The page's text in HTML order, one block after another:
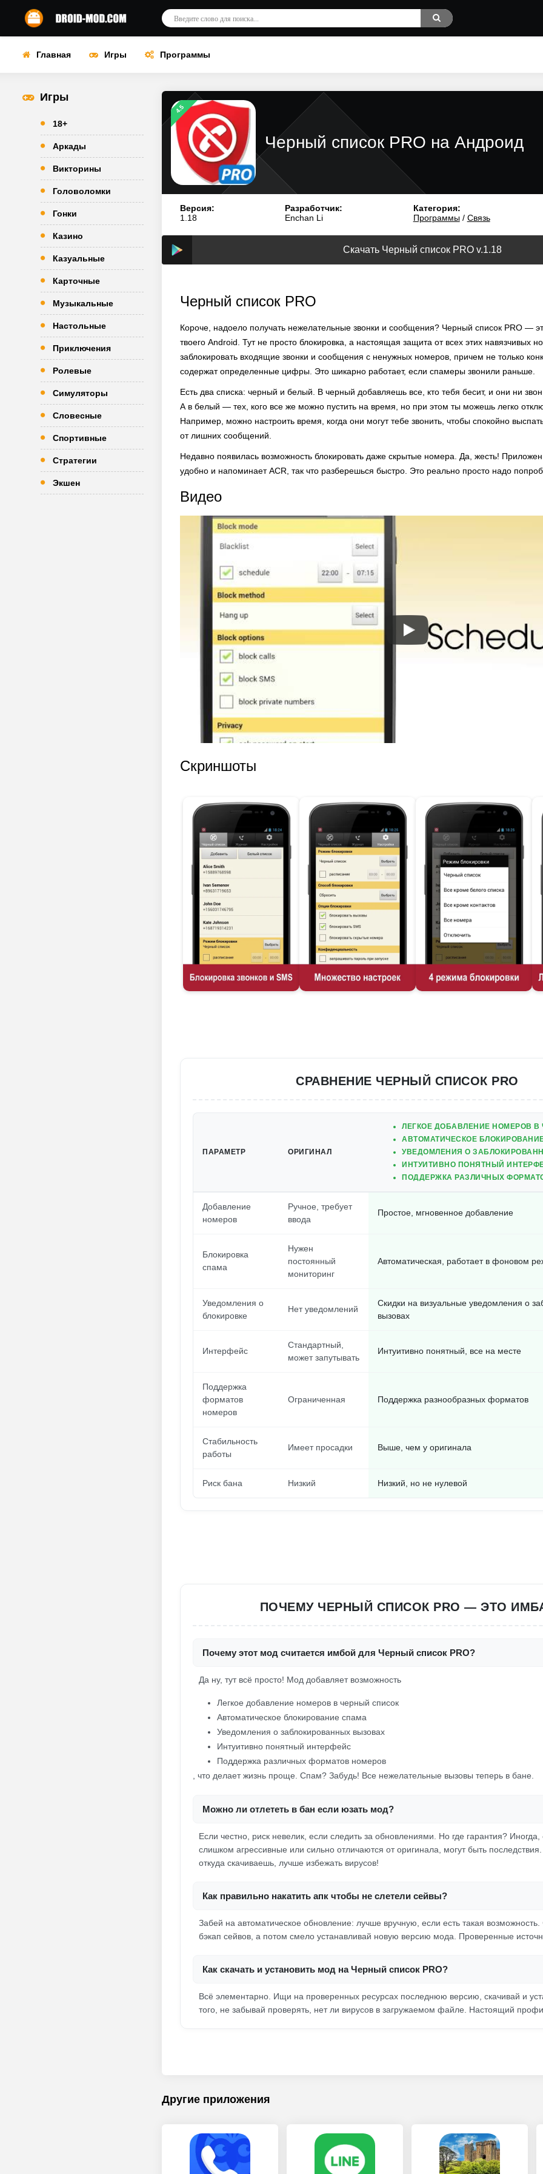
Главная Игры Программы
Игры
18+
Аркады
Викторины
Головоломки
Гонки
Казино
Казуальные
Карточные
Музыкальные
Настольные
Приключения
Ролевые
Симуляторы
Словесные
Спортивные
Стратегии
Экшен
4.5
Черный список PRO на Андроид
Версия:
1.18
Разработчик:
Enchan Li
Категория:
Программы/ Связь
Скачать Черный список PRO v.1.18
Черный список PRO
Короче, надоело получать нежелательные звонки и сообщения? Черный список PRO —
твоего Android. Тут не просто блокировка, а настоящая защита от всех этих навязчивых
заблокировать входящие звонки и сообщения с ненужных номеров, причем не только
содержат определенные цифры. Это шикарно работает, если спамеры звонили раньше.
Есть два списка: черный и белый. В черный добавляешь все, кто тебя бесит, и они ни
А в белый — тех, кого все же можно пустить на время, но при этом ты можешь легко
Например, можно настроить время, когда они могут тебе звонить, чтобы спокойно
от лишних сообщений.
Недавно появилась возможность блокировать даже скрытые номера. Да, жесть!
удобно и напоминает ACR, так что разберешься быстро. Это реально просто надо
Видео
Скриншоты
СРАВНЕНИЕ ЧЕРНЫЙ СПИСОК PRO
ПАРАМЕТР ОРИГИНАЛ
ЛЕГКОЕ ДОБАВЛЕНИЕ НОМЕРОВ
АВТОМАТИЧЕСКОЕ
УВЕДОМЛЕНИЯ О
ИНТУИТИВНО ПОНЯТНЫЙ
ПОДДЕРЖКА РАЗЛИЧНЫХ
Добавление
номеров
Ручное, требует
ввода
Простое, мгновенное добавление
Блокировка
спама
Нужен
постоянный
мониторинг
Автоматическая, работает в фоновом
Уведомления о
блокировке
Нет уведомлений
Скидки на визуальные уведомления о
вызовах
Интерфейс
Стандартный,
может запутывать
Интуитивно понятный, все на месте
Поддержка
форматов
номеров
Ограниченная Поддержка разнообразных форматов
Стабильность
работы
Имеет просадки Выше, чем у оригинала
Риск бана Низкий Низкий, но не нулевой
ПОЧЕМУ ЧЕРНЫЙ СПИСОК PRO — ЭТО
Почему этот мод считается имбой для Черный список PRO?
Да ну, тут всё просто! Мод добавляет возможность
Легкое добавление номеров в черный список
Автоматическое блокирование спама
Уведомления о заблокированных вызовах
Интуитивно понятный интерфейс
Поддержка различных форматов номеров
, что делает жизнь проще. Спам? Забудь! Все нежелательные вызовы теперь в бане.
Можно ли отлететь в бан если юзать мод?
Если честно, риск невелик, если следить за обновлениями. Но где гарантия?
слишком агрессивные или сильно отличаются от оригинала, могут быть
откуда скачиваешь, лучше избежать вирусов!
Как правильно накатить апк чтобы не слетели сейвы?
Забей на автоматическое обновление: лучше вручную, если есть такая
бэкап сейвов, а потом смело устанавливай новую версию мода. Проверенные
Как скачать и установить мод на Черный список PRO?
Всё элементарно. Ищи на проверенных ресурсах последнюю версию, скачивай и
того, не забывай проверять, нет ли вирусов в загружаемом файле. Настоящий
Другие приложения